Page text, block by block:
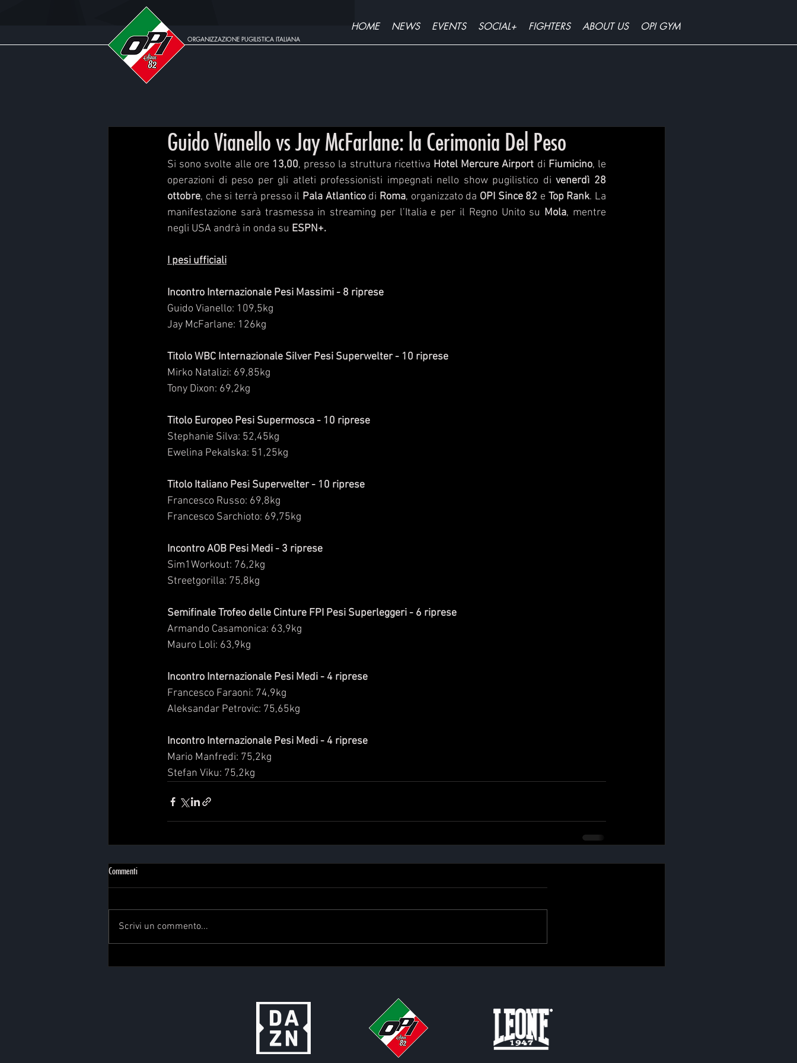
HOME NEWS EVENTS SOCIAL+ FIGHTERS ABOUT US OPI GYM
ORGANIZZAZIONE PUGILISTICA ITALIANA
Guido Vianello vs Jay McFarlane: la Cerimonia Del Peso
Si sono svolte alle ore 13,00, presso la struttura ricettiva Hotel Mercure Airport di Fiumicino, le
operazioni di peso per gli atleti professionisti impegnati nello show pugilistico di venerdì 28
ottobre, che si terrà presso il Pala Atlantico di Roma, organizzato da OPI Since 82 e Top Rank. La
manifestazione sarà trasmessa in streaming per l’Italia e per il Regno Unito su Mola, mentre
negli USA andrà in onda su ESPN+.
I pesi ufficiali
Incontro Internazionale Pesi Massimi - 8 riprese
Guido Vianello: 109,5kg
Jay McFarlane: 126kg
Titolo WBC Internazionale Silver Pesi Superwelter - 10 riprese
Mirko Natalizi: 69,85kg
Tony Dixon: 69,2kg
Titolo Europeo Pesi Supermosca - 10 riprese
Stephanie Silva: 52,45kg
Ewelina Pekalska: 51,25kg
Titolo Italiano Pesi Superwelter - 10 riprese
Francesco Russo: 69,8kg
Francesco Sarchioto: 69,75kg
Incontro AOB Pesi Medi - 3 riprese
Sim1Workout: 76,2kg
Streetgorilla: 75,8kg
Semifinale Trofeo delle Cinture FPI Pesi Superleggeri - 6 riprese
Armando Casamonica: 63,9kg
Mauro Loli: 63,9kg
Incontro Internazionale Pesi Medi - 4 riprese
Francesco Faraoni: 74,9kg
Aleksandar Petrovic: 75,65kg
Incontro Internazionale Pesi Medi - 4 riprese
Mario Manfredi: 75,2kg
Stefan Viku: 75,2kg
Commenti
Scrivi un commento...